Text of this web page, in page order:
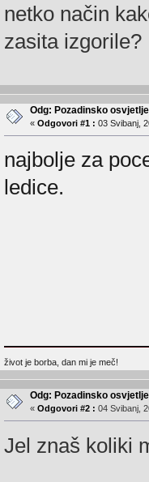
netko način
zasita izgorile?
Odg: Pozadinsko
« Odgovori #1 : 03 Svibanj,
najbolje za
ledice.
život je borba, dan mi je meč!
Odg: Pozadinsko
« Odgovori #2 : 04 Svibanj,
Jel znaš koliki